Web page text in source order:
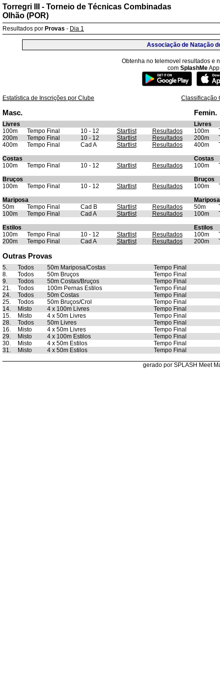
Torregri III - Torneio de Técnicas Combinadas
Olhão (POR)
Resultados por Provas - Dia 1
Associação de Natação
Obtenha no telemovel resultados e
com SplashMe
Estatística de Inscrições por Clube Classificação
Masc. Femin.
Livres
Livres
100m
Tempo Final 10 - 12 Startlist Resultados 100m
200m
Tempo Final 10 - 12 Startlist Resultados 200m
400m
Tempo Final Cad A Startlist Resultados 400m
Costas
Costas
100m
Tempo Final 10 - 12 Startlist Resultados 100m
Bruços
Bruços
100m
Tempo Final 10 - 12 Startlist Resultados 100m
Mariposa
Mariposa
50m
Tempo Final Cad B Startlist Resultados 50m
100m
Tempo Final Cad A Startlist Resultados 100m
Estilos
Estilos
100m
Tempo Final 10 - 12 Startlist Resultados 100m
200m
Tempo Final Cad A Startlist Resultados 200m
Outras Provas
5. Todos 50m Mariposa/Costas
Tempo Final
8.
Todos 50m Bruços
Tempo Final
9.
Todos 50m Costas/Bruços
Tempo Final
21.
Todos 100m Pernas Estilos
Tempo Final
24.
Todos 50m Costas
Tempo Final
25.
Todos 50m Bruços/Crol
Tempo Final
14.
Misto 4 x 100m Livres
Tempo Final
15.
Misto 4 x 50m Livres
Tempo Final
28.
Todos 50m Livres
Tempo Final
16.
Misto 4 x 50m Livres
Tempo Final
29.
Misto 4 x 100m Estilos
Tempo Final
30.
Misto 4 x 50m Estilos
Tempo Final
31.
Misto 4 x 50m Estilos Tempo Final
gerado por SPLASH Meet